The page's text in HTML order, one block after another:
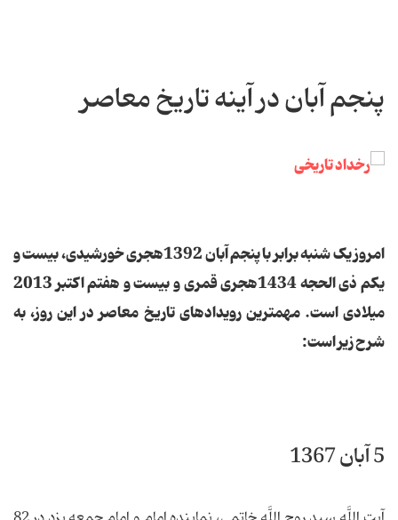
پنجم آبان در آینه تاریخ معاصر
امروز یک شنبه برابر با پنجم آبان 1392هجری خورشیدی، بیست و
یکم ذی الحجه 1434هجری قمری و بیست و هفتم اکتبر 2013
میلادی است. مهمترین رویدادهای تاریخ معاصر در این روز، به
شرح زیر است:
5 آبان 1367